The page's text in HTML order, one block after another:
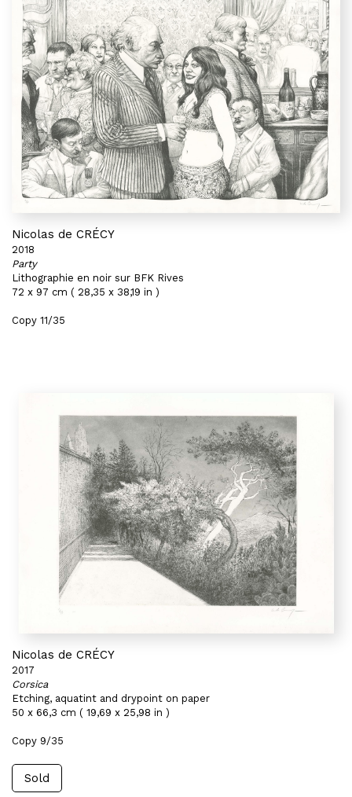
Nicolas de CRÉCY
2018
Party
Lithographie en noir sur BFK Rives
72 x 97 cm ( 28,35 x 38,19 in )
Copy 11/35
Nicolas de CRÉCY
2017
Corsica
Etching, aquatint and drypoint on paper
50 x 66,3 cm ( 19,69 x 25,98 in )
Copy 9/35
Sold